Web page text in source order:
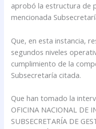
aprobó la estructura de
mencionada
Que, en esta instancia,
segundos niveles
cumplimiento de la
Subsecretaría citada.
Que han tomado la
OFICINA NACIONAL DE
SUBSECRETARÍA DE